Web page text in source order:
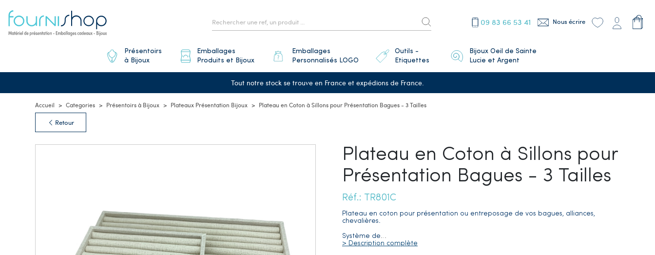
09 83 66 53 41 Nous écrire
Présentoirs
à Bijoux
Emballages
Produits et Bijoux
Emballages
Personnalisés LOGO
Outils -
Etiquettes
Bijoux Oeil de Sainte
Lucie et Argent
Tout notre stock se trouve en France et expédions de France.
Accueil Categories Présentoirs à Bijoux Plateaux Présentation Bijoux Plateau en Coton à Sillons pour Présentation Bagues - 3 Tailles
Retour
Plateau en Coton à Sillons pour
Présentation Bagues - 3 Tailles
Réf.: TR801C
Plateau en coton pour présentation ou entreposage de vos bagues, alliances,
chevalières.
Système de…
> Description complète